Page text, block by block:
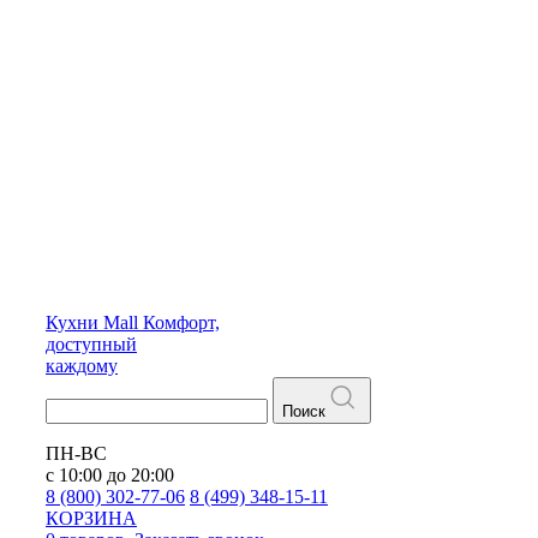
Кухни Mall Комфорт,
доступный
каждому
Поиск
ПН-ВС
с 10:00 до 20:00
8 (800) 302-77-06 8 (499) 348-15-11
КОРЗИНА